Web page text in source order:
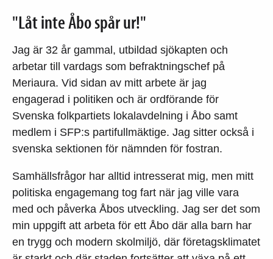
"Låt inte Åbo spår ur!"
Jag är 32 år gammal, utbildad sjökapten och
arbetar till vardags som befraktningschef på
Meriaura. Vid sidan av mitt arbete är jag
engagerad i politiken och är ordförande för
Svenska folkpartiets lokalavdelning i Åbo samt
medlem i SFP:s partifullmäktige. Jag sitter också i
svenska sektionen för nämnden för fostran.
Samhällsfrågor har alltid intresserat mig, men mitt
politiska engagemang tog fart när jag ville vara
med och påverka Åbos utveckling. Jag ser det som
min uppgift att arbeta för ett Åbo där alla barn har
en trygg och modern skolmiljö, där företagsklimatet